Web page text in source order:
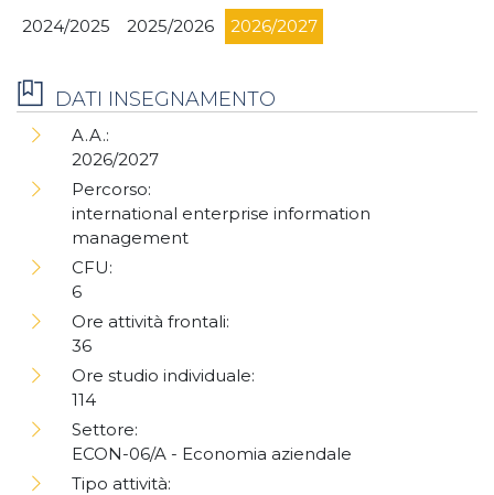
2024/2025 2025/2026 2026/2027
DATI INSEGNAMENTO
A.A.:
2026/2027
Percorso:
international enterprise information
management
CFU:
6
Ore attività frontali:
36
Ore studio individuale:
114
Settore:
ECON-06/A - Economia aziendale
Tipo attività: